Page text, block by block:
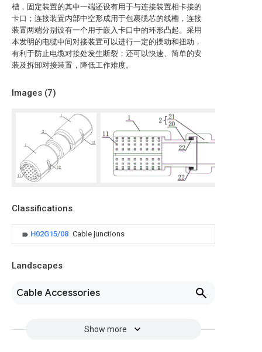
槽，固定装置的其中一端还设有用于与连接装置相卡接的
卡口；连接装置内部中空形成用于包裹缆芯的线槽，连接
装置两端分别设有一个用于嵌入卡口中的环形凸起。采用
本发明的电缆中间对接装置可以进行一定的摆动和扭动，
有利于防止电缆对接处发生断裂；还可以快速、简单的安
装及拆卸对接装置，降低工作难度。
Images (7)
Classifications
H02G15/08 Cable junctions
Landscapes
Cable Accessories
Show more